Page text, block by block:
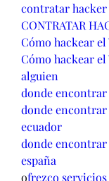
contratar hacker
CONTRATAR
Cómo hackear el
Cómo hackear el
alguien
donde
donde
ecuador
donde
españa
ofrezco